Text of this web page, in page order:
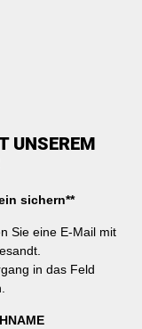
UNSEREM
sichern**
Sie eine E-Mail mit
in das Feld